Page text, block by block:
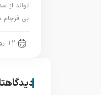
بی فرجام
12 روز پیش